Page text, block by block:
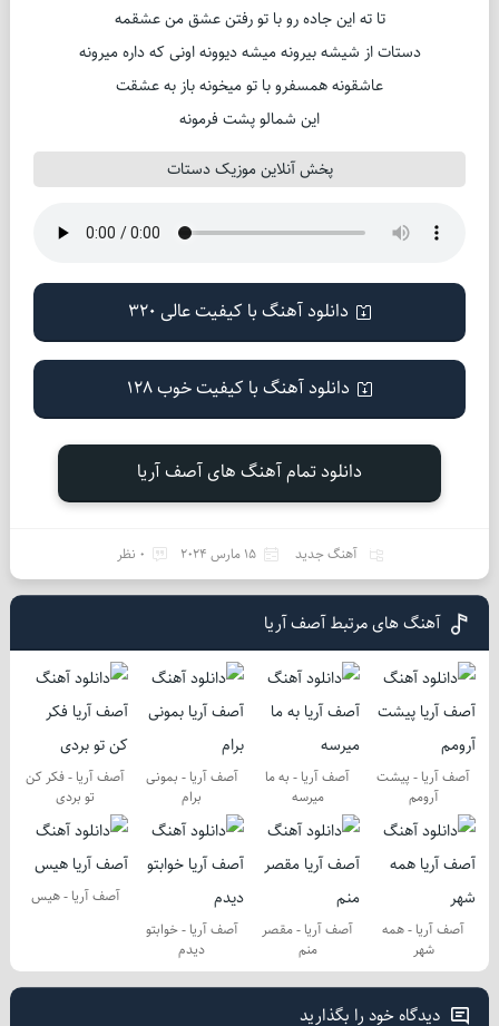
تا ته این جاده رو با تو رفتن عشق من عشقمه
دستات از شیشه بیرونه میشه دیوونه اونی که داره میرونه
عاشقونه همسفرو با تو میخونه باز به عشقت
این شمالو پشت فرمونه
پخش آنلاین موزیک دستات
دانلود آهنگ با کیفیت عالی 320
دانلود آهنگ با کیفیت خوب 128
دانلود تمام آهنگ های آصف آریا
آهنگ جدید 15 مارس 2024 0 نظر
آهنگ های مرتبط آصف آریا
آصف آریا - پیشت
آرومم
آصف آریا - به ما
میرسه
آصف آریا - بمونی
برام
آصف آریا - فکر کن
تو بردی
آصف آریا - همه
شهر
آصف آریا - مقصر
منم
آصف آریا - خوابتو
دیدم
آصف آریا - هیس
دیدگاه خود را بگذارید